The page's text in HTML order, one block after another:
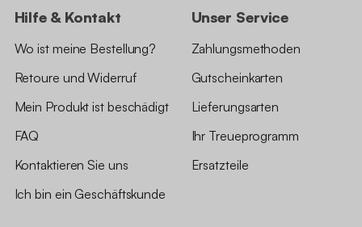
Hilfe & Kontakt
Wo ist meine Bestellung?
Retoure und Widerruf
Mein Produkt ist beschädigt
FAQ
Kontaktieren Sie uns
Ich bin ein Geschäftskunde
Unser Service
Zahlungsmethoden
Gutscheinkarten
Lieferungsarten
Ihr Treueprogramm
Ersatzteile